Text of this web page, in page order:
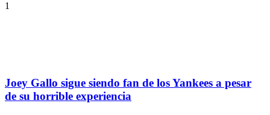
1
Joey Gallo sigue siendo fan de los Yankees a pesar
de su horrible experiencia